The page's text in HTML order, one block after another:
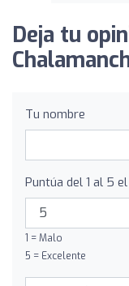
Deja tu
Tu nombre
Puntúa del 1 al 5
1 = Malo
5 = Excelente